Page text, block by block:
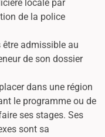
locale par
de la police
être admissible au
de son dossier
dans une région
le programme ou de
ses stages. Ses
sont sa